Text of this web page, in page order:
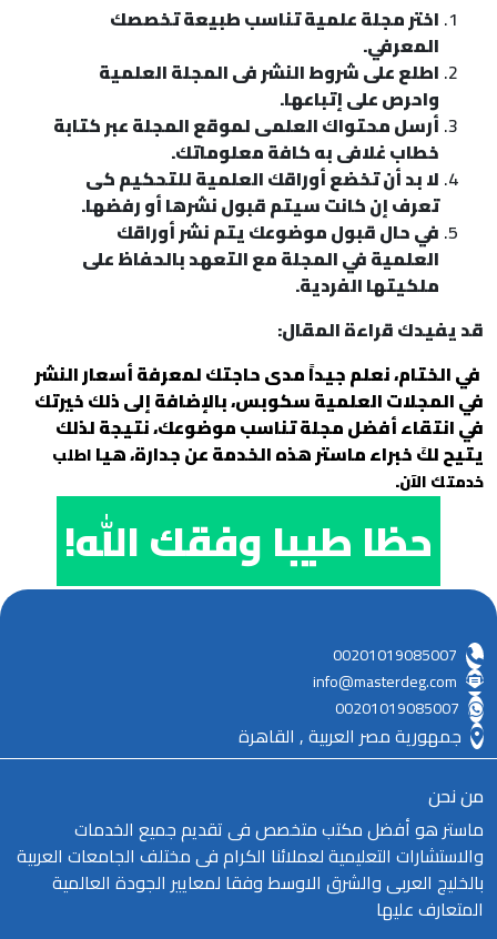
اختر مجلة علمية تناسب طبيعة تخصصك
المعرفي.
اطلع على شروط النشر فى المجلة العلمية
واحرص على إتباعها.
أرسل محتواك العلمى لموقع المجلة عبر كتابة
خطاب غلافى به كافة معلوماتك.
لا بد أن تخضع أوراقك العلمية للتحكيم كى
تعرف إن كانت سيتم قبول نشرها أو رفضها.
في حال قبول موضوعك يتم نشر أوراقك
العلمية في المجلة مع التعهد بالحفاظ على
ملكيتها الفردية.
قد يفيدك قراءة المقال:
في الختام، نعلم جيداً مدى حاجتك لمعرفة أسعار النشر
في المجلات العلمية سكوبس، بالإضافة إلى ذلك خيرتك
في انتقاء أفضل مجلة تناسب موضوعك، نتيجة لذلك
يتيح لكَ خبراء ماستر هذه الخدمة عن جدارة، هيااطلب
خدمتك الآن.
حظا طيبا وفقك الله!
00201019085007
info@masterdeg.com
00201019085007
جمهورية مصر العربية , القاهرة
من نحن
ماستر هو أفضل مكتب متخصص فى تقديم جميع الخدمات
والاستشارات التعليمية لعملائنا الكرام فى مختلف الجامعات العربية
بالخليج العربى والشرق الاوسط وفقا لمعايير الجودة العالمية
المتعارف عليها